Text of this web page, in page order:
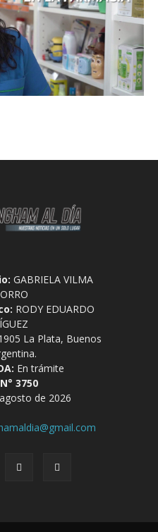
GABRIELA VILMA
RODY EDUARDO
La Plata, Buenos
En trámite
3750
de 2026